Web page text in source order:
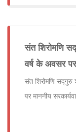
संत शिरोमणि
वर्ष के अवसर पर
संत शिरोमणि सद्गुरु
पर माननीय